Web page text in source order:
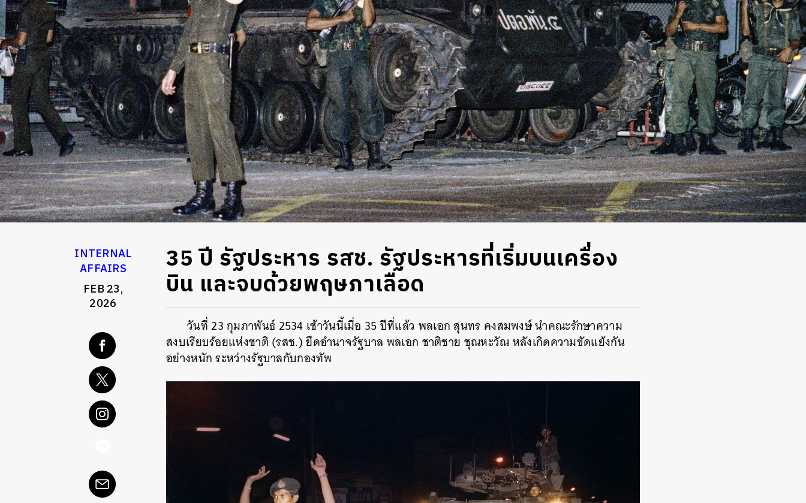
INTERNAL
AFFAIRS
FEB 23,
2026
35 ปี รัฐประหาร รสช. รัฐประหารที่เริ่มบนเครื่อง
บิน และจบด้วยพฤษภาเลือด
วันที่ 23 กุมภาพันธ์ 2534 เช้าวันนี้เมื่อ 35 ปีที่แล้ว พลเอก สุนทร คงสมพงษ์ นำคณะรักษาความ
สงบเรียบร้อยแห่งชาติ (รสช.) ยึดอำนาจรัฐบาล พลเอก ชาติชาย ชุณหะวัณ หลังเกิดความขัดแย้งกัน
อย่างหนัก ระหว่างรัฐบาลกับกองทัพ